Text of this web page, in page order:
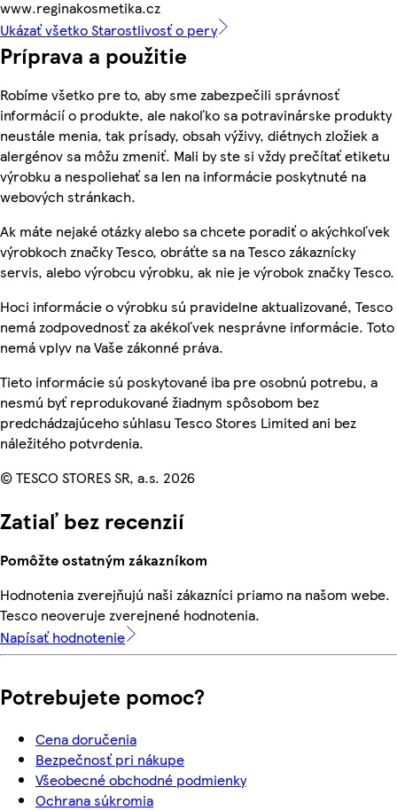
www.reginakosmetika.cz
Ukázať všetko Starostlivosť o pery
Príprava a použitie
Robíme všetko pre to, aby sme zabezpečili správnosť
informácií o produkte, ale nakoľko sa potravinárske produkty
neustále menia, tak prísady, obsah výživy, diétnych zložiek a
alergénov sa môžu zmeniť. Mali by ste si vždy prečítať etiketu
výrobku a nespoliehať sa len na informácie poskytnuté na
webových stránkach.
Ak máte nejaké otázky alebo sa chcete poradiť o akýchkoľvek
výrobkoch značky Tesco, obráťte sa na Tesco zákaznícky
servis, alebo výrobcu výrobku, ak nie je výrobok značky Tesco.
Hoci informácie o výrobku sú pravidelne aktualizované, Tesco
nemá zodpovednosť za akékoľvek nesprávne informácie. Toto
nemá vplyv na Vaše zákonné práva.
Tieto informácie sú poskytované iba pre osobnú potrebu, a
nesmú byť reprodukované žiadnym spôsobom bez
predchádzajúceho súhlasu Tesco Stores Limited ani bez
náležitého potvrdenia.
© TESCO STORES SR, a.s. 2026
Zatiaľ bez recenzií
Pomôžte ostatným zákazníkom
Hodnotenia zverejňujú naši zákazníci priamo na našom webe.
Tesco neoveruje zverejnené hodnotenia.
Napísať hodnotenie
Potrebujete pomoc?
Cena doručenia
Bezpečnosť pri nákupe
Všeobecné obchodné podmienky
Ochrana súkromia